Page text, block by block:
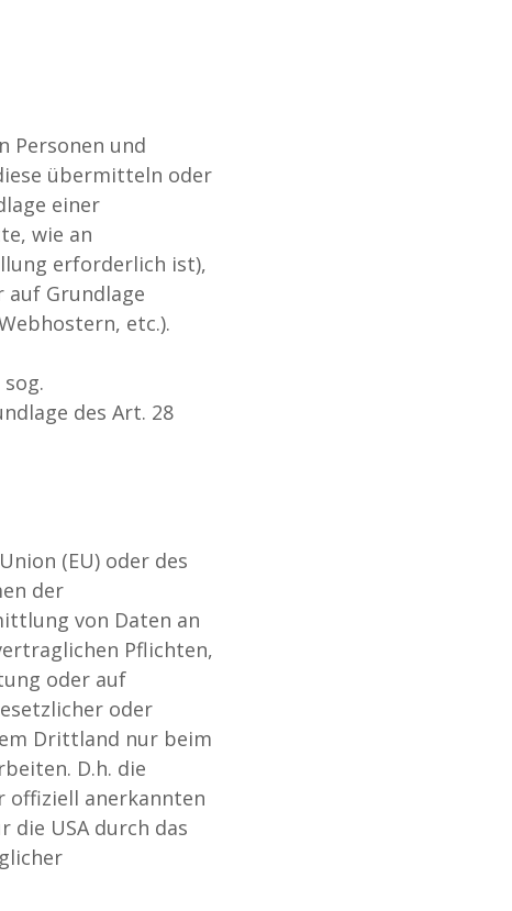
Personen und
übermitteln oder
einer
wie an
erforderlich ist),
Grundlage
etc.).
des Art. 28
(EU) oder des
der
von Daten an
Pflichten,
oder auf
oder
Drittland nur beim
D.h. die
offiziell anerkannten
die USA durch das